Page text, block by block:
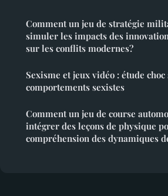
Comment un jeu de stratégie
simuler les impacts des
sur les conflits modernes?
Sexisme et jeux vidéo : étude
comportements sexistes
Comment un jeu de course
intégrer des leçons de physique
compréhension des dynamiques